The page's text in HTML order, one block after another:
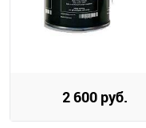
2 600 руб.